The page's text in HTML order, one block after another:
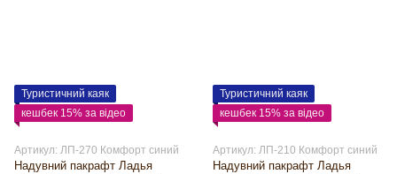
Туристичний каяк
кешбек 15% за відео
Артикул: ЛП-270 Комфорт синий
Надувний пакрафт Ладья
Туристичний каяк
кешбек 15% за відео
Артикул: ЛП-210 Комфорт синий
Надувний пакрафт Ладья